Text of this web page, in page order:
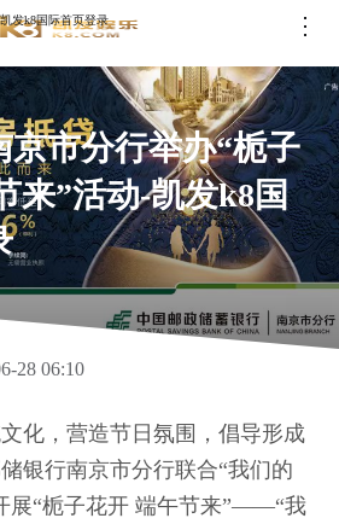
凯发k8国际首页登录
京市分行举办“栀子
来”活动-凯发k8国
28 06:10
化，营造节日氛围，倡导形成
银行南京市分行联合“我们的
展“栀子花开 端午节来”——“我